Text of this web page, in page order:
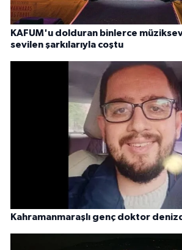
KAFUM'u dolduran binlerce
sevilen şarkılarıyla coştu
Kahramanmaraşlı genç doktor